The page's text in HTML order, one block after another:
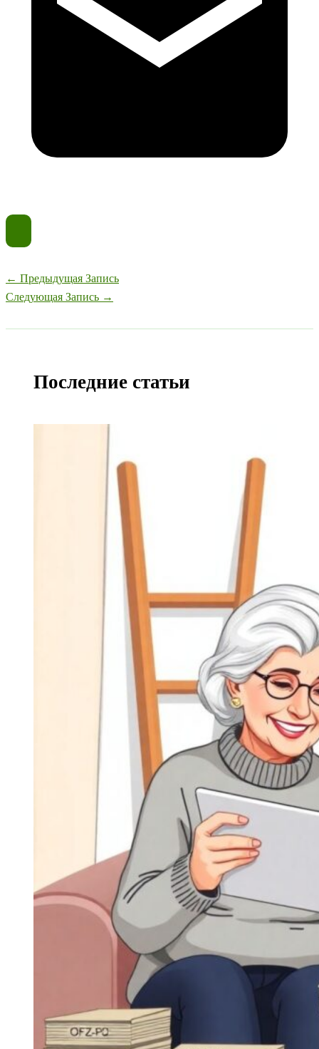
← Предыдущая Запись
Следующая Запись →
Последние статьи